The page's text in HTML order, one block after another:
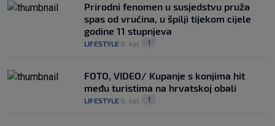
Prirodni fenomen u susjedstvu pruža
spas od vrućina, u špilji tijekom cijele
godine 11 stupnjeva
LIFESTYLE 6. kol. 1
FOTO, VIDEO/ Kupanje s konjima hit
među turistima na hrvatskoj obali
LIFESTYLE 6. kol. 1